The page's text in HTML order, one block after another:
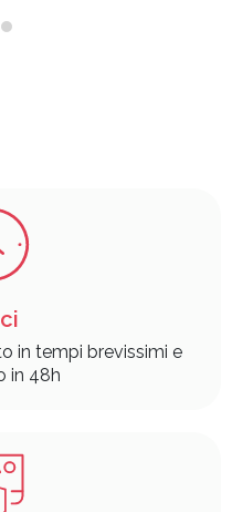
in tempi brevissimi e
in 48h